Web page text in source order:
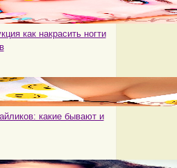
как накрасить ногти
какие бывают и